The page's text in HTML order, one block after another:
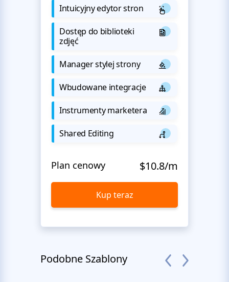
Intuicyjny edytor stron
Dostęp do biblioteki
zdjęć
Manager stylej strony
Wbudowane integracje
Instrumenty marketera
Shared Editing
Plan cenowy $10.8/m
Kup teraz
Podobne Szablony